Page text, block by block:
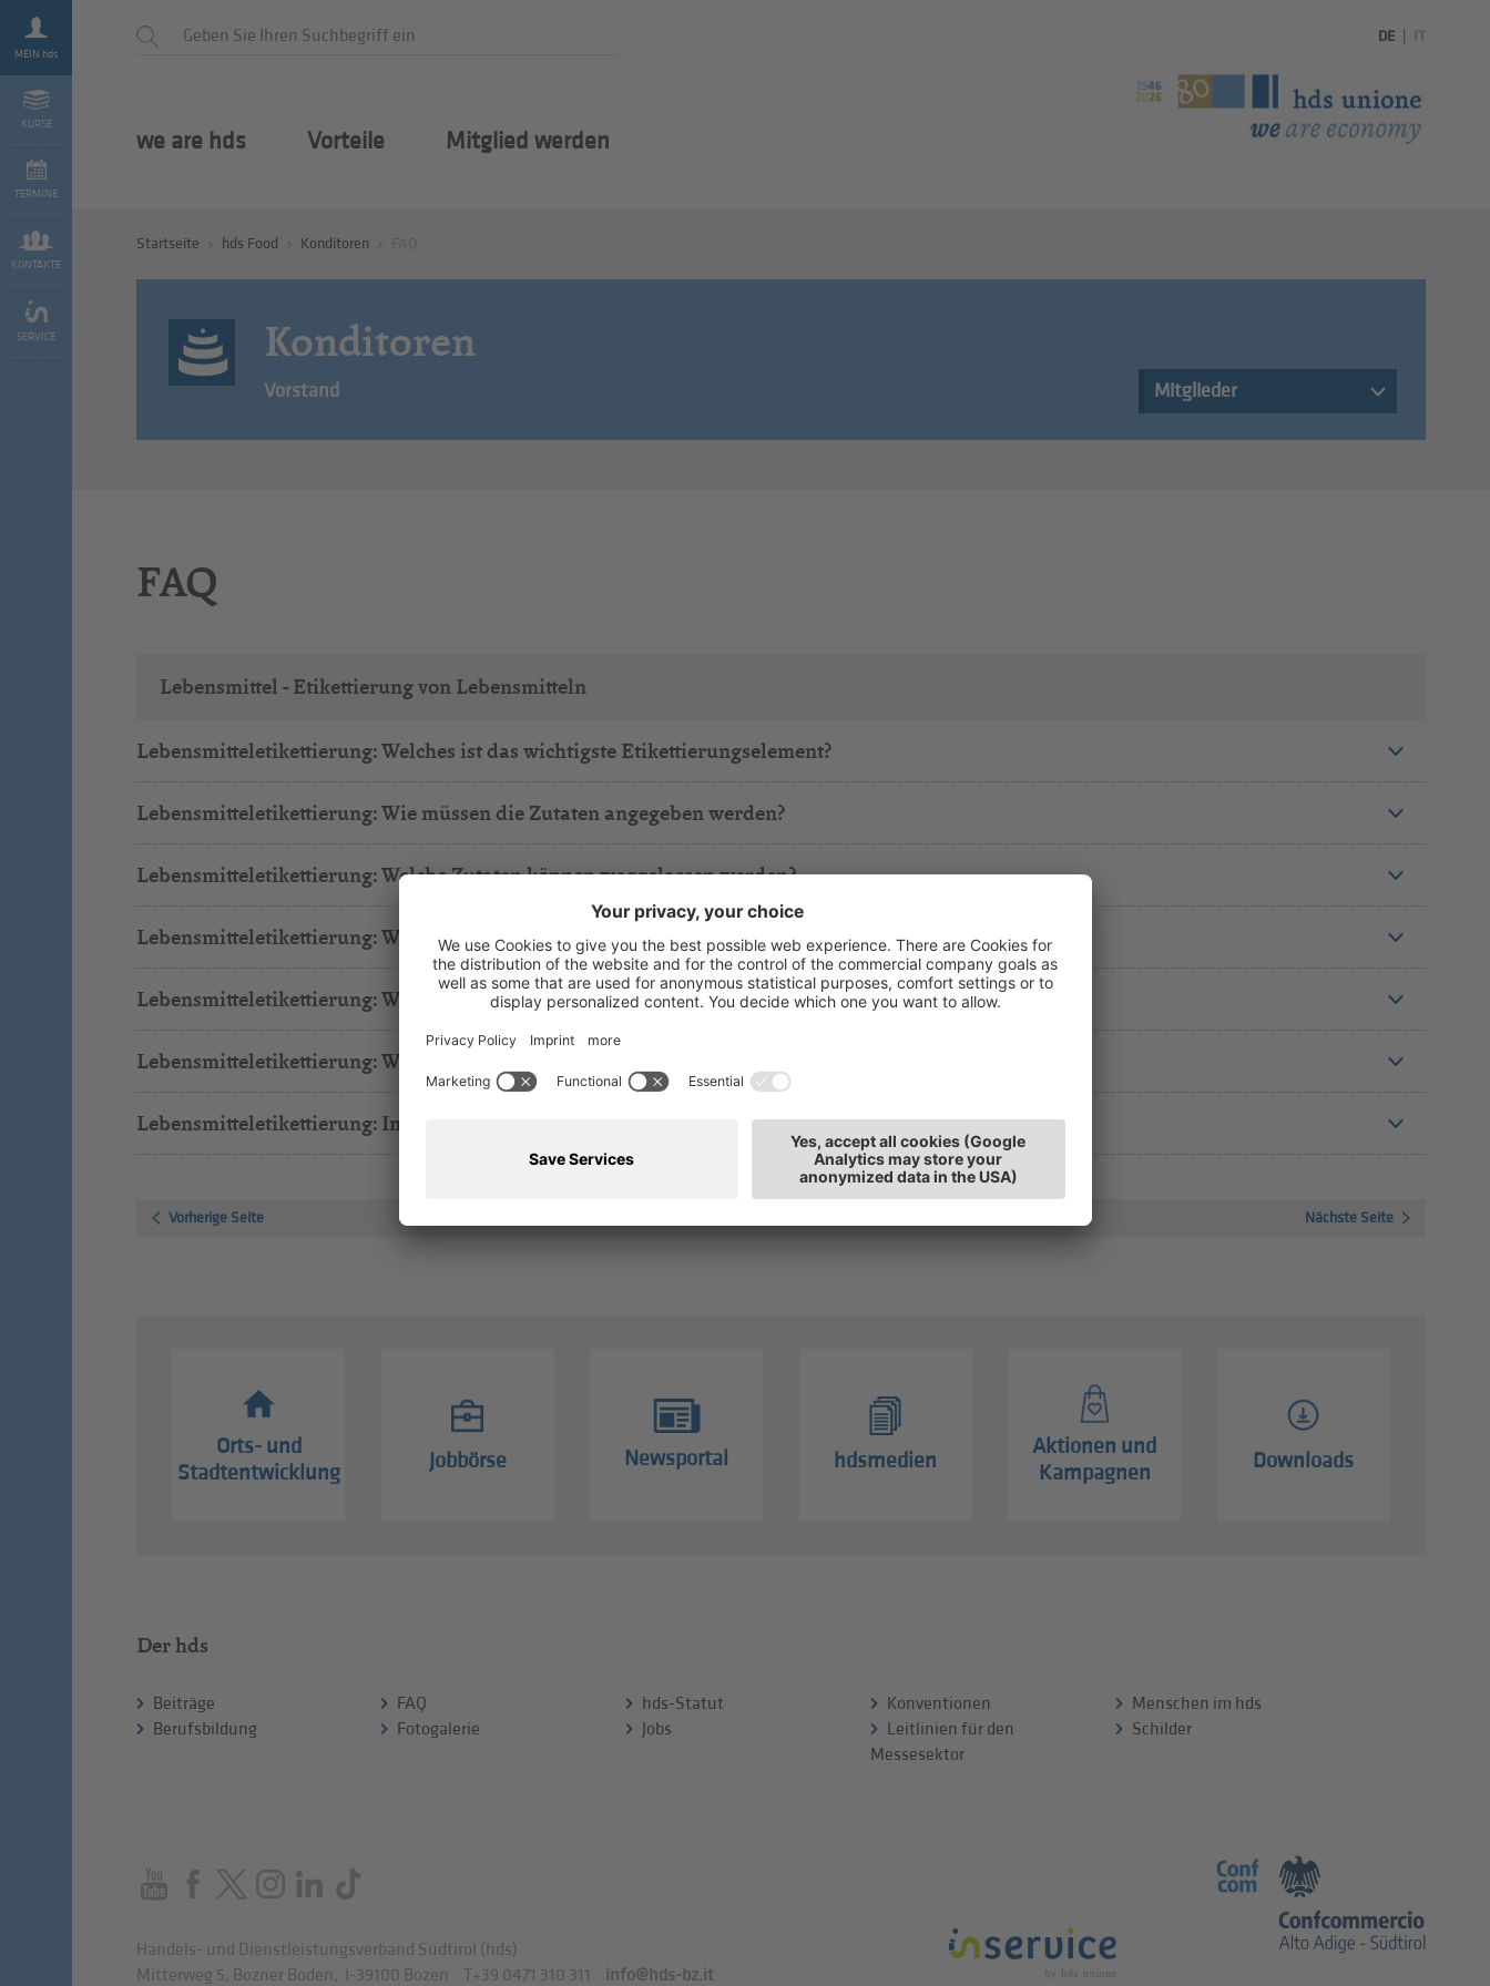
MEIN hds
KURSE
TERMINE
KONTAKTE
SERVICE
DE IT
we are hds Vorteile Mitglied werden
Startseite hds Food Konditoren
Konditoren
Vorstand Mitglieder
FAQ
Lebensmittel - Etikettierung von Lebensmitteln
Lebensmitteletikettierung: Welches ist das wichtigste Etikettierungselement?
Lebensmitteletikettierung: Wie müssen die Zutaten angegeben werden?
Lebensmitteletikettierung: Welche Zutaten können weggelassen werden?
Lebensmitteletikettierung: Welche Regelung gilt für lose Produkte?
Lebensmitteletikettierung: Wie werden Produkte etikettiert, die nicht an den Endverbraucher gehen?
Lebensmitteletikettierung: Was muss sich im selben Sichtfeld befinden?
Lebensmitteletikettierung: In welcher Sprache muss die Etikette sein?
Vorherige Seite Nächste Seite
Orts- und
Stadtentwicklung
Jobbörse Newsportal hdsmedien
Aktionen und
Kampagnen
Downloads
Der hds
Beiträge
Berufsbildung
FAQ
Fotogalerie
hds-Statut
Jobs
Konventionen
Leitlinien für den
Messesektor
Menschen im hds
Schilder
Handels- und Dienstleistungsverband Südtirol (hds)
Mitterweg 5, Bozner Boden
I-39100 Bozen T+39 0471 310 311 info@hds-bz.it